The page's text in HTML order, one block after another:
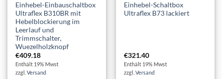
Einhebel-Einbauschaltbox
Ultraflex B310BR mit
Hebelblockierung im
Leerlauf und
Trimmschalter,
Wuezelholzknopf
€409.18
Enthält 19% Mwst
zzgl.Versand
Einhebel-Schaltbox
Ultraflex B73 lackiert
€321.40
Enthält 19% Mwst
zzgl.Versand